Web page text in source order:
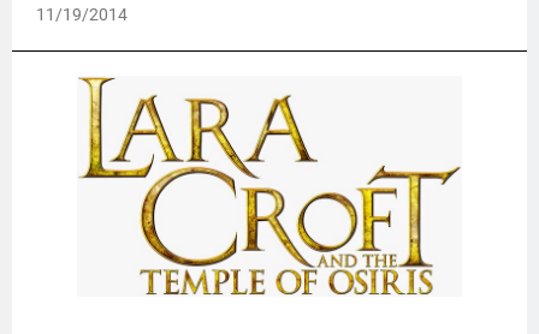
11/19/2014